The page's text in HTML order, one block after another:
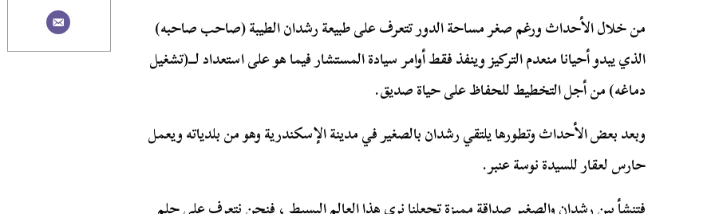
من خلال الأحداث ورغم صغر مساحة الدور تتعرف على طبيعة رشدان الطيبة (صاحب صاحبه)
الذي يبدو أحيانا منعدم التركيز وينفذ فقط أوامر سيادة المستشار فيما هو على استعداد لـــ(تشغيل
دماغه) من أجل التخطيط للحفاظ على حياة صديق.
وبعد بعض الأحداث وتطورها يلتقي رشدان بالصغير في مدينة الإسكندرية وهو من بلدياته ويعمل
حارس لعقار للسيدة نوسة عنبر.